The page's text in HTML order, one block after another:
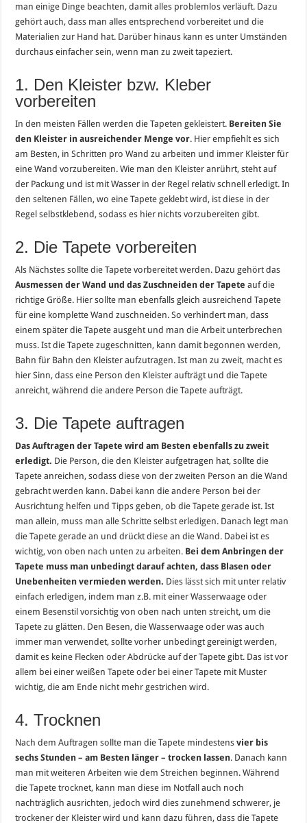
man einige Dinge beachten, damit alles problemlos verläuft. Dazu
gehört auch, dass man alles entsprechend vorbereitet und die
Materialien zur Hand hat. Darüber hinaus kann es unter Umständen
durchaus einfacher sein, wenn man zu zweit tapeziert.
1. Den Kleister bzw. Kleber
vorbereiten
In den meisten Fällen werden die Tapeten gekleistert. Bereiten Sie
den Kleister in ausreichender Menge vor. Hier empfiehlt es sich
am Besten, in Schritten pro Wand zu arbeiten und immer Kleister für
eine Wand vorzubereiten.Wie man den Kleister anrührt, steht auf
der Packung und ist mit Wasser in der Regel relativ schnell erledigt.In
den seltenen Fällen, wo eine Tapete geklebt wird, ist diese in der
Regel selbstklebend, sodass es hier nichts vorzubereiten gibt.
2. Die Tapete vorbereiten
Als Nächstes sollte die Tapete vorbereitet werden. Dazugehört das
Ausmessen der Wand und das Zuschneiden der Tapete auf die
richtige Größe. Hier sollte man ebenfalls gleich ausreichend Tapete
für eine komplette Wand zuschneiden.So verhindert man, dass
einem später die Tapete ausgeht und man die Arbeit unterbrechen
muss.Ist die Tapete zugeschnitten, kann damit begonnen werden,
Bahn für Bahn den Kleister aufzutragen.Ist man zu zweit, macht es
hier Sinn, dass eine Person den Kleister aufträgt und die Tapete
anreicht, während die andere Person die Tapete aufträgt.
3. Die Tapete auftragen
Das Auftragen der Tapete wird am Besten ebenfalls zu zweit
erledigt. Die Person, die den Kleister aufgetragen hat, sollte die
Tapete anreichen, sodass diese von der zweiten Person an die Wand
gebracht werden kann. Dabei kann die andere Person bei der
Ausrichtung helfen und Tipps geben, ob die Tapete gerade ist.Ist
man allein, muss man alle Schritte selbst erledigen. Danach legt man
die Tapete gerade an und drückt diese an die Wand. Dabei ist es
wichtig, von oben nach unten zu arbeiten. Bei dem Anbringen der
Tapete muss man unbedingt darauf achten, dass Blasen oder
Unebenheiten vermieden werden. Dies lässt sich mit unter relativ
einfach erledigen, indem man z.B. mit einer Wasserwaage oder
einem Besenstil vorsichtig von oben nach unten streicht, um die
Tapete zu glätten. Den Besen, die Wasserwaage oder was auch
immer man verwendet, sollte vorher unbedingt gereinigt werden,
damit es keine Flecken oder Abdrücke auf der Tapete gibt. Das ist vor
allem bei einer weißen Tapete oder bei einer Tapete mit Muster
wichtig, die am Ende nicht mehr gestrichen wird.
4. Trocknen
Nach dem Auftragen sollte man die Tapete mindestensvier bis
sechs Stunden – am Besten länger – trocken lassen. Danach kann
man mit weiteren Arbeiten wie dem Streichen beginnen. Während
die Tapete trocknet, kann man diese im Notfall auch noch
nachträglich ausrichten, jedoch wird dies zunehmend schwerer, je
trockener der Kleister wird und kann dazu führen, dass die Tapete